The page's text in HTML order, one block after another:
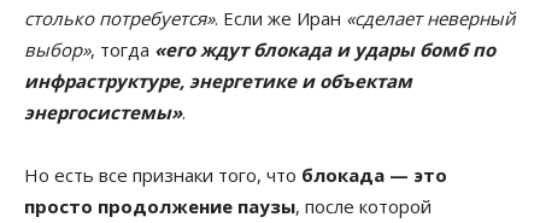
столько потребуется». Если же Иран «сделает неверный
выбор», тогда «его ждут блокада и удары бомб по
инфраструктуре, энергетике и объектам
энергосистемы».
Но есть все признаки того, что блокада — это
просто продолжение паузы, после которой